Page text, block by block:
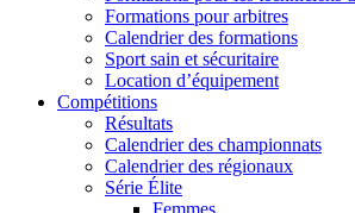
Formations pour arbitres
Calendrier des formations
Sport sain et sécuritaire
Location d’équipement
Compétitions
Résultats
Calendrier des championnats
Calendrier des régionaux
Série Élite
Femmes